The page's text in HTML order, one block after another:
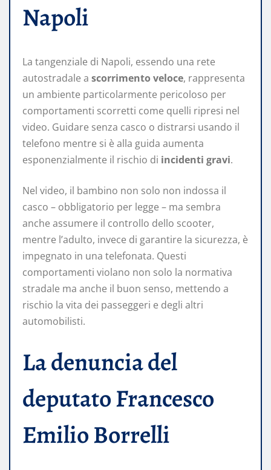
Napoli
La tangenziale di Napoli, essendo una rete
autostradale a scorrimento veloce, rappresenta
un ambiente particolarmente pericoloso per
comportamenti scorretti come quelli ripresi nel
video. Guidare senza casco o distrarsi usando il
telefono mentre si è alla guida aumenta
esponenzialmente il rischio di incidenti gravi.
Nel video, il bambino non solo non indossa il
casco – obbligatorio per legge – ma sembra
anche assumere il controllo dello scooter,
mentre l’adulto, invece di garantire la sicurezza, è
impegnato in una telefonata. Questi
comportamenti violano non solo la normativa
stradale ma anche il buon senso, mettendo a
rischio la vita dei passeggeri e degli altri
automobilisti.
La denuncia del
deputato Francesco
Emilio Borrelli